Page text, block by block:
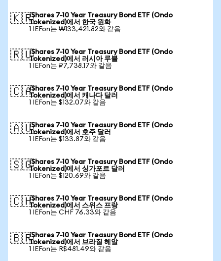
🇰🇷iShares 7-10 Year Treasury Bond ETF (Ondo
Tokenized)에서 한국 원화
1 IEFon는 ₩133,421.82와 같음
🇷🇺iShares 7-10 Year Treasury Bond ETF (Ondo
Tokenized)에서 러시아 루블
1 IEFon는 ₽7,738.17와 같음
🇨🇦iShares 7-10 Year Treasury Bond ETF (Ondo
Tokenized)에서 캐나다 달러
1 IEFon는 $132.07와 같음
🇦🇺iShares 7-10 Year Treasury Bond ETF (Ondo
Tokenized)에서 호주 달러
1 IEFon는 $133.87와 같음
🇸🇬iShares 7-10 Year Treasury Bond ETF (Ondo
Tokenized)에서 싱가포르 달러
1 IEFon는 $120.69와 같음
🇨🇭iShares 7-10 Year Treasury Bond ETF (Ondo
Tokenized)에서 스위스 프랑
1 IEFon는 CHF 76.33와 같음
🇧🇷iShares 7-10 Year Treasury Bond ETF (Ondo
Tokenized)에서 브라질 헤알
1 IEFon는 R$481.49와 같음